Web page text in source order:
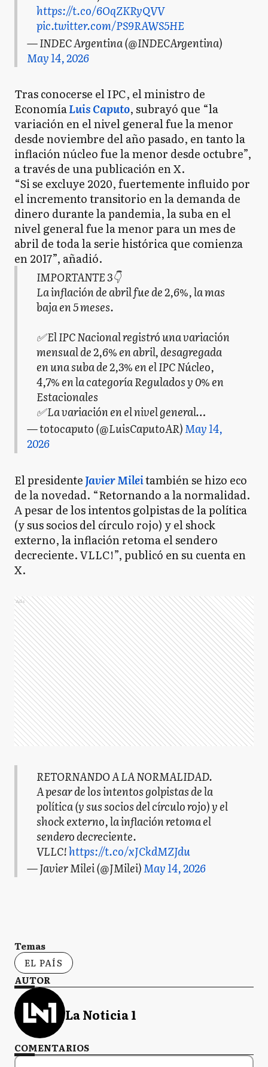
https://t.co/6OqZKRyQVV
pic.twitter.com/PS9RAWS5HE
— INDEC Argentina (@INDECArgentina)
May 14, 2026
Tras conocerse el IPC, el ministro de
EconomíaLuis Caputo, subrayó que “la
variación en el nivel general fue la menor
desde noviembre del año pasado, en tanto la
inflación núcleo fue la menor desde octubre”,
a través de una publicación en X.
“Si se excluye 2020, fuertemente influido por
el incremento transitorio en la demanda de
dinero durante la pandemia, la suba en el
nivel general fue la menor para un mes de
abril de toda la serie histórica que comienza
en 2017”, añadió.
IMPORTANTE 3👇
La inflación de abril fue de 2,6%, la mas
baja en 5 meses.
✅ El IPC Nacional registró una variación
mensual de 2,6% en abril, desagregada
en una suba de 2,3% en el IPC Núcleo,
4,7% en la categoría Regulados y 0% en
Estacionales
✅ La variación en el nivel general…
— totocaputo (@LuisCaputoAR)May 14,
2026
El presidenteJavier Mileitambién se hizo eco
de la novedad. “Retornando a la normalidad.
A pesar de los intentos golpistas de la política
(y sus socios del círculo rojo) y el shock
externo, la inflación retoma el sendero
decreciente. VLLC!”, publicó en su cuenta en
X.
Ads
RETORNANDO A LA NORMALIDAD.
A pesar de los intentos golpistas de la
política (y sus socios del círculo rojo) y el
shock externo, la inflación retoma el
sendero decreciente.
VLLC!https://t.co/xJCkdMZJdu
— Javier Milei (@JMilei)May 14, 2026
Temas
EL PAÍS
AUTOR
La Noticia 1
COMENTARIOS